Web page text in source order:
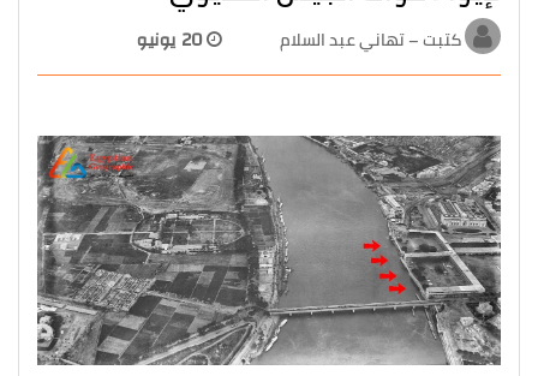
كتبت – تهاني عبد السلام 20 يونيو